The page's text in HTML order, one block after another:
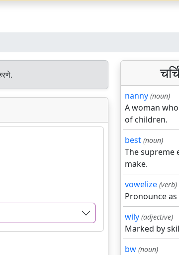
nanny (noun)
A woman
of children.
best (noun)
The supreme
make.
vowelize (verb)
Pronounce as
wily (adjective)
Marked by
bw (noun)